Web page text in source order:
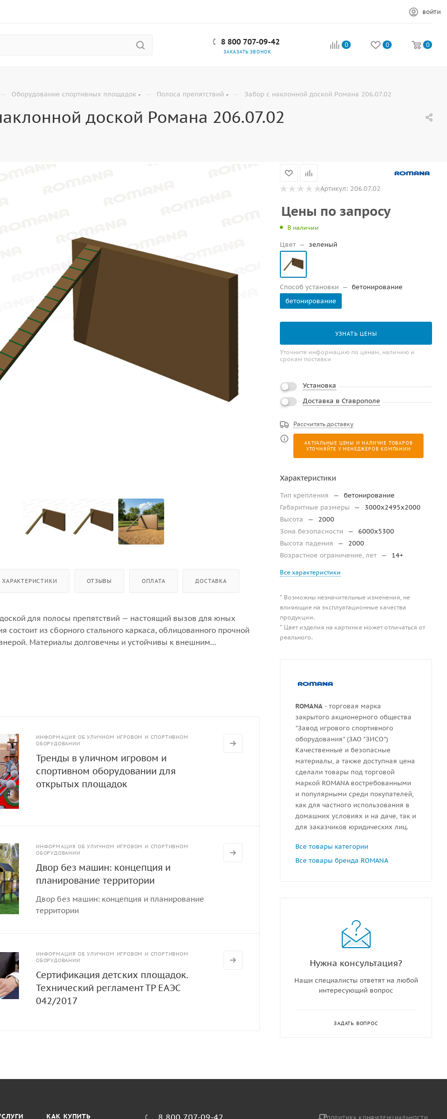
ВОЙТИ
8 800 707-09-42
ЗАКАЗАТЬ ЗВОНОК
0 0 0
— Оборудование спортивных площадок — Полоса препятствий — Забор с наклонной доской Романа 206.07.02
доской Романа 206.07.02
ХАРАКТЕРИСТИКИ ОТЗЫВЫ ОПЛАТА ДОСТАВКА
для полосы препятствий — настоящий вызов для юных
состоит из сборного стального каркаса, облицованного прочной
Материалы долговечны и устойчивы к внешним
поддержку и безопасность при преодолении преграды.
незначительные детали делают процесс тренировки комфортным
способствуя формированию командного духа и
ИНФОРМАЦИЯ ОБ УЛИЧНОМ ИГРОВОМ И СПОРТИВНОМ
ОБОРУДОВАНИИ
Тренды в уличном игровом и
спортивном оборудовании для
открытых площадок
ИНФОРМАЦИЯ ОБ УЛИЧНОМ ИГРОВОМ И СПОРТИВНОМ
ОБОРУДОВАНИИ
Двор без машин: концепция и
планирование территории
Двор без машин: концепция и планирование
территории
ИНФОРМАЦИЯ ОБ УЛИЧНОМ ИГРОВОМ И СПОРТИВНОМ
ОБОРУДОВАНИИ
Сертификация детских площадок.
Технический регламент ТР ЕАЭС
042/2017
Артикул: 206.07.02
Цены по запросу
В наличии
Цвет — зеленый
Способ установки — бетонирование
бетонирование
УЗНАТЬ ЦЕНЫ
Уточните информацию по ценам, наличию и
срокам поставки
Установка
Доставка в Ставрополе
Рассчитать доставку
АКТУАЛЬНЫЕ ЦЕНЫ И НАЛИЧИЕ ТОВАРОВ
УТОЧНЯЙТЕ У МЕНЕДЖЕРОВ КОМПАНИИ
Характеристики
Тип крепления —
бетонирование
Габаритные размеры
—
3000х2495х2000
Высота
—
2000
Зона безопасности
—
6000х5300
Высота падения
—
2000
Возрастное ограничение, лет — 14+
Все характеристики
* Возможны незначительные изменения, не
влияющие на эксплуатационные качества
продукции.
* Цвет изделия на картинке может отличаться от
реального.
ROMANA - торговая марка
закрытого акционерного общества
"Завод игрового спортивного
оборудования" (ЗАО "ЗИСО")
Качественные и безопасные
материалы, а также доступная цена
сделали товары под торговой
маркой ROMANA востребованными
и популярными среди покупателей,
как для частного использования в
домашних условиях и на даче, так и
для заказчиков юридических лиц.
Все товары категории
Все товары бренда ROMANA
Нужна консультация?
Наши специалисты ответят на любой
интересующий вопрос
ЗАДАТЬ ВОПРОС
КАК КУПИТЬ